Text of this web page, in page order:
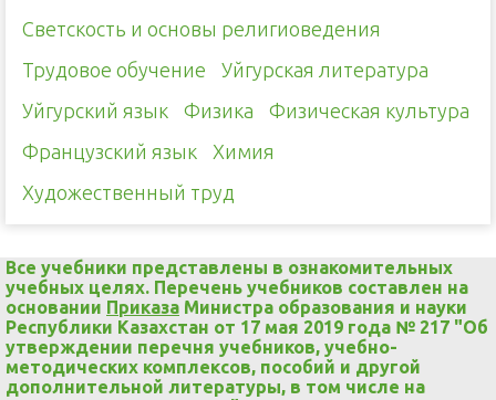
Светскость и основы религиоведения
Трудовое обучение
Уйгурская литература
Уйгурский язык
Физика
Физическая культура
Французский язык
Химия
Художественный труд
Все учебники представлены в ознакомительных
учебных целях. Перечень учебников составлен на
основании Приказа Министра образования и науки
Республики Казахстан от 17 мая 2019 года № 217 "Об
утверждении перечня учебников, учебно-
методических комплексов, пособий и другой
дополнительной литературы, в том числе на